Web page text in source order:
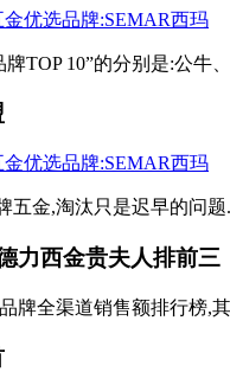
牌TOP 10”的分别是:公
五金,淘汰只是迟早的问
力西金贵夫人排前三
牌全渠道销售额排行榜